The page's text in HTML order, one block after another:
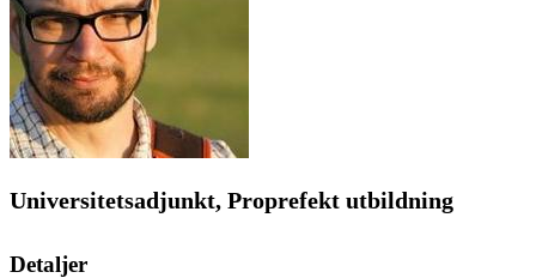
Universitetsadjunkt, Proprefekt utbildning
Detaljer